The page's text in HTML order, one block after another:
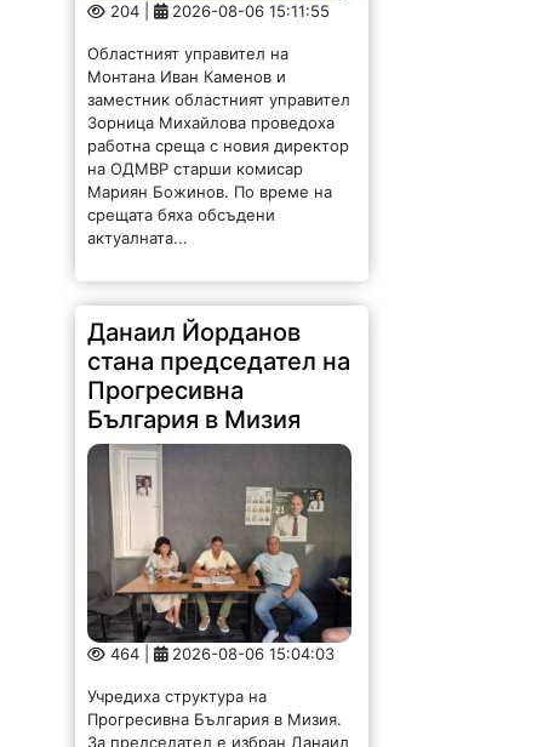
204 | 2026-08-06 15:11:55
Областният управител на
Монтана Иван Каменов и
заместник областният управител
Зорница Михайлова проведоха
работна среща с новия директор
на ОДМВР старши комисар
Мариян Божинов. По време на
срещата бяха обсъдени
актуалната...
Данаил Йорданов
стана председател на
Прогресивна
България в Мизия
464 | 2026-08-06 15:04:03
Учредиха структура на
Прогресивна България в Мизия.
За председател е избран Данаил